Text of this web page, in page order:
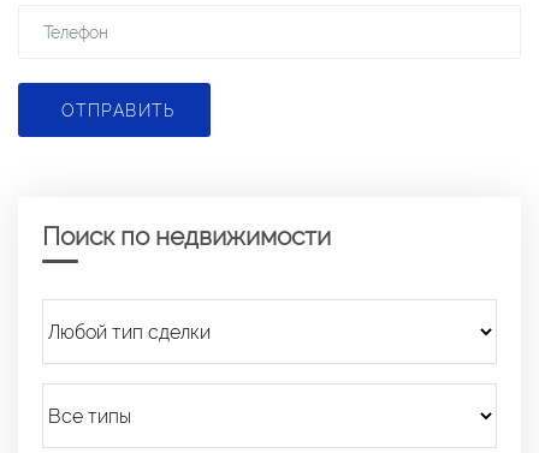
ОТПРАВИТЬ
Поиск по недвижимости